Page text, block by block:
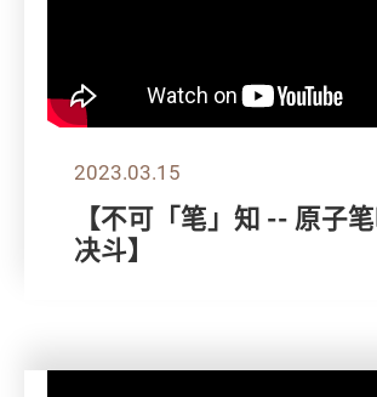
2023.03.15
【不可「笔」知 -- 原子
决斗】